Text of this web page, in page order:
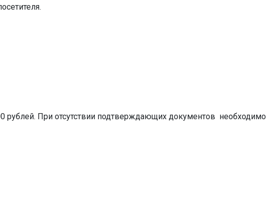
рублей. При отсутствии подтверждающих документов необходимо